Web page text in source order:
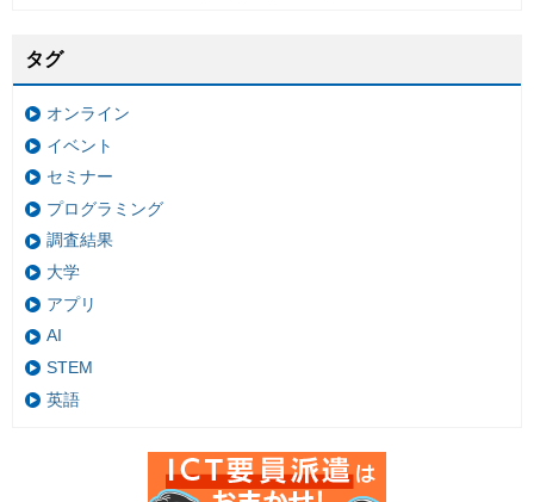
タグ
オンライン
イベント
セミナー
プログラミング
調査結果
大学
アプリ
AI
STEM
英語